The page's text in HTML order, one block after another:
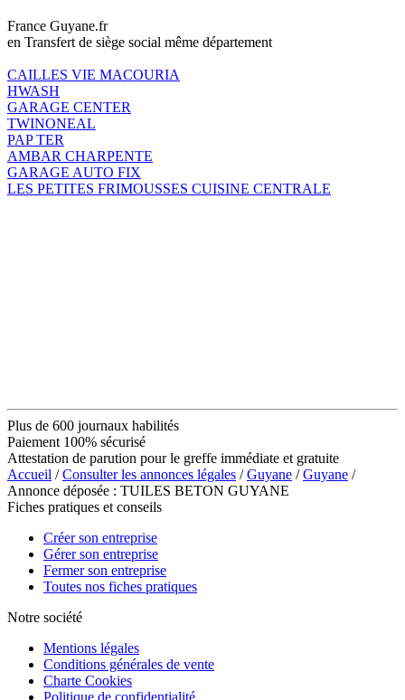
France Guyane.fr
en Transfert de siège social même département
CAILLES VIE MACOURIA
HWASH
GARAGE CENTER
TWINONEAL
PAP TER
AMBAR CHARPENTE
GARAGE AUTO FIX
LES PETITES FRIMOUSSES CUISINE CENTRALE
Plus de 600 journaux habilités
Paiement 100% sécurisé
Attestation de parution pour le greffe immédiate et gratuite
Accueil /Consulter les annonces légales /Guyane /Guyane /
Annonce déposée : TUILES BETON GUYANE
Fiches pratiques et conseils
Créer son entreprise
Gérer son entreprise
Fermer son entreprise
Toutes nos fiches pratiques
Notre société
Mentions légales
Conditions générales de vente
Charte Cookies
Politique de confidentialité